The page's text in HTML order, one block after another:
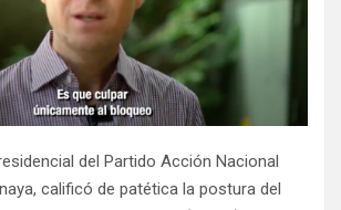
del Partido Acción Nacional
calificó de patética la postura del